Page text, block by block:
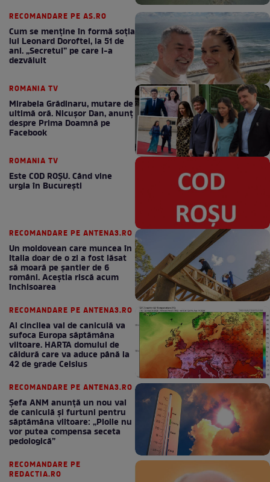
RECOMANDARE PE AS.RO
Cum se menţine în formă soţia
lui Leonard Doroftei, la 51 de
ani. „Secretul” pe care l-a
dezvăluit
ROMANIA TV
Mirabela Grădinaru, mutare de
ultimă oră. Nicuşor Dan, anunţ
despre Prima Doamnă pe
Facebook
ROMANIA TV
Este COD ROŞU. Când vine
urgia în Bucureşti
RECOMANDARE PE ANTENA3.RO
Un moldovean care muncea în
Italia doar de o zi a fost lăsat
să moară pe şantier de 6
români. Aceștia riscă acum
închisoarea
RECOMANDARE PE ANTENA3.RO
Al cincilea val de caniculă va
sufoca Europa săptămâna
viitoare. HARTA domului de
căldură care va aduce până la
42 de grade Celsius
RECOMANDARE PE ANTENA3.RO
Șefa ANM anunță un nou val
de caniculă și furtuni pentru
săptămâna viitoare: „Ploile nu
vor putea compensa seceta
pedologică”
RECOMANDARE PE
REDACTIA.RO